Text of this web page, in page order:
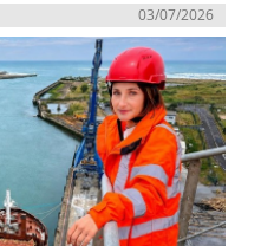
03/07/2026